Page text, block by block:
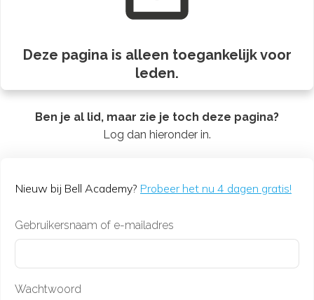
Deze pagina is alleen toegankelijk voor
leden.
Ben je al lid, maar zie je toch deze pagina?
Log dan hieronder in.
Nieuw bij Bell Academy? Probeer het nu 4 dagen gratis!
Gebruikersnaam of e-mailadres
Wachtwoord